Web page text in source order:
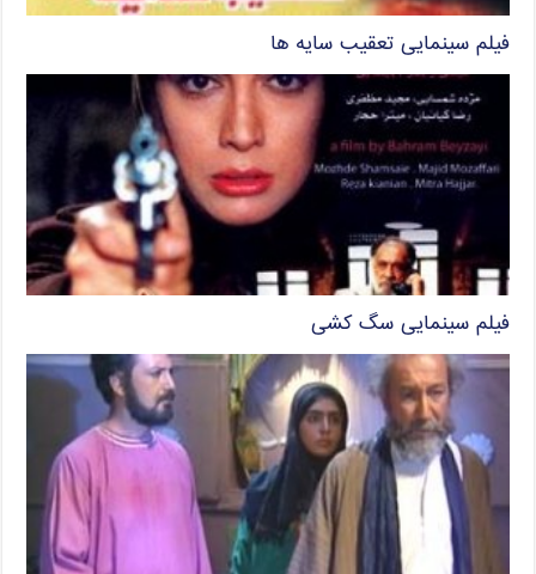
فیلم سینمایی تعقیب سایه ها
فیلم سینمایی سگ کشی